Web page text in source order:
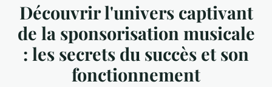
Découvrir l'univers captivant
de la sponsorisation musicale
: les secrets du succès et son
fonctionnement